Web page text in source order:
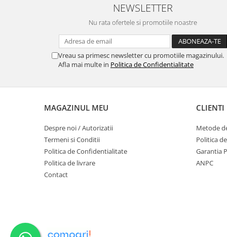
NEWSLETTER
Nu rata ofertele si promotiile noastre
Vreau sa primesc newsletter cu promotiile magazinului.
Afla mai multe in Politica de Confidentialitate
MAGAZINUL MEU
Despre noi / Autorizatii
Termeni si Conditii
Politica de Confidentialitate
Politica de livrare
Contact
CLIENTI
Metode
Politica
Garantia
ANPC